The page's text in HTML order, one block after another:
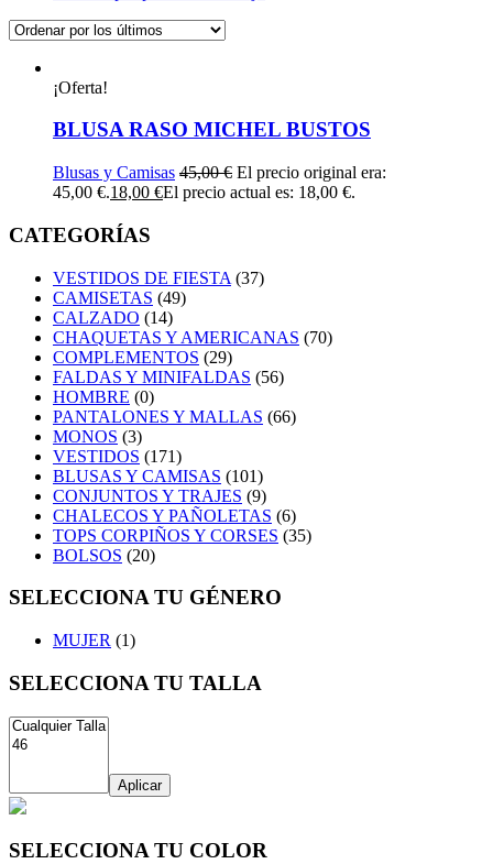
¡Oferta!
BLUSA RASO MICHEL BUSTOS
Blusas y Camisas 45,00€ El precio original era:
45,00 €.18,00 €El precio actual es: 18,00 €.
CATEGORÍAS
VESTIDOS DE FIESTA (37)
CAMISETAS (49)
CALZADO (14)
CHAQUETAS Y AMERICANAS (70)
COMPLEMENTOS (29)
FALDAS Y MINIFALDAS (56)
HOMBRE (0)
PANTALONES Y MALLAS (66)
MONOS (3)
VESTIDOS (171)
BLUSAS Y CAMISAS (101)
CONJUNTOS Y TRAJES (9)
CHALECOS Y PAÑOLETAS (6)
TOPS CORPIÑOS Y CORSES (35)
BOLSOS (20)
SELECCIONA TU GÉNERO
MUJER (1)
SELECCIONA TU TALLA
Aplicar
SELECCIONA TU COLOR